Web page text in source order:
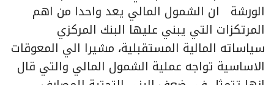
الورشة ان الشمول المالي يعد واحدا من اهم
المرتكزات التي يبني عليها البنك المركزي
سياساته المالية المستقبلية، مشيرا الي المعوقات
الاساسية تواجه عملية الشمول المالي والتي قال